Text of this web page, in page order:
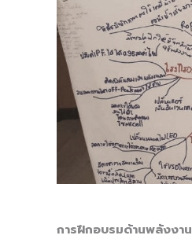
การฝึกอบรมด้านพลังงาน